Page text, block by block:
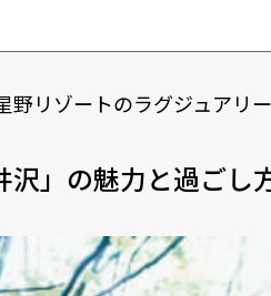
野リゾートのラグジュアリ
沢」の魅力と過ごし